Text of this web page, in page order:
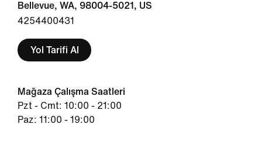
Bellevue, WA, 98004-5021, US
4254400431
Yol Tarifi Al
Mağaza Çalışma Saatleri
Pzt - Cmt: 10:00 - 21:00
Paz: 11:00 - 19:00